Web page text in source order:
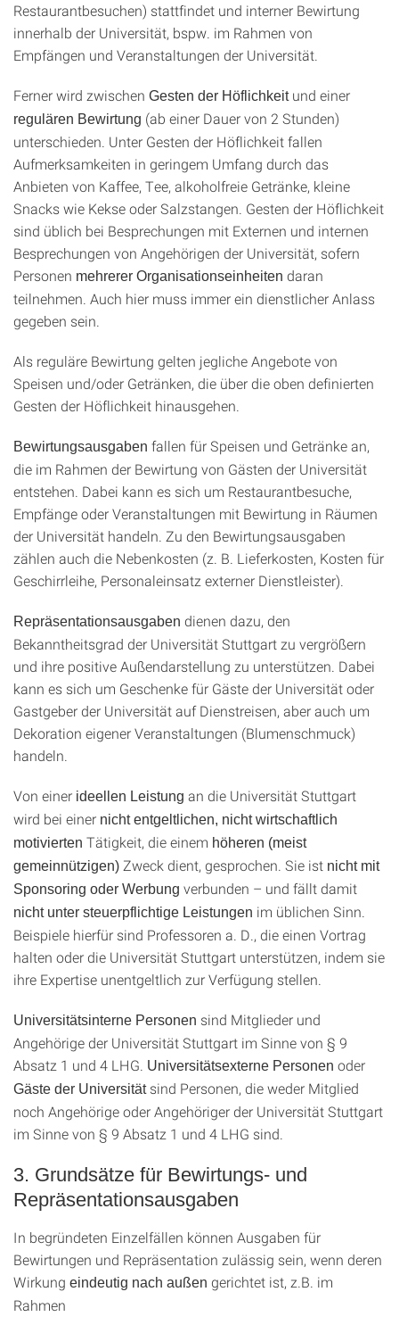
Restaurantbesuchen) stattfindet und interner Bewirtung
innerhalb der Universität, bspw. im Rahmen von
Empfängen und Veranstaltungen der Universität.
Ferner wird zwischen Gesten der Höflichkeitund einer
regulären Bewirtung (ab einer Dauer von 2 Stunden)
unterschieden. Unter Gesten der Höflichkeit fallen
Aufmerksamkeiten in geringem Umfang durch das
Anbieten von Kaffee, Tee, alkoholfreie Getränke, kleine
Snacks wie Kekse oder Salzstangen. Gesten der Höflichkeit
sind üblich bei Besprechungen mit Externen und internen
Besprechungen von Angehörigen der Universität, sofern
Personen mehrerer Organisationseinheiten daran
teilnehmen. Auch hier muss immer ein dienstlicher Anlass
gegeben sein.
Als reguläre Bewirtung gelten jegliche Angebote von
Speisen und/oder Getränken, die über die oben definierten
Gesten der Höflichkeit hinausgehen.
Bewirtungsausgaben fallen für Speisen und Getränke an,
die im Rahmen der Bewirtung von Gästen der Universität
entstehen. Dabei kann es sich um Restaurantbesuche,
Empfänge oder Veranstaltungen mit Bewirtung in Räumen
der Universität handeln. Zu den Bewirtungsausgaben
zählen auch die Nebenkosten (z. B. Lieferkosten, Kosten für
Geschirrleihe, Personaleinsatz externer Dienstleister).
Repräsentationsausgaben dienen dazu, den
Bekanntheitsgrad der Universität Stuttgart zu vergrößern
und ihre positive Außendarstellung zu unterstützen. Dabei
kann es sich um Geschenke für Gäste der Universität oder
Gastgeber der Universität auf Dienstreisen, aber auch um
Dekoration eigener Veranstaltungen (Blumenschmuck)
handeln.
Von einer ideellen Leistung an die Universität Stuttgart
wird bei einer nicht entgeltlichen, nicht wirtschaftlich
motivierten Tätigkeit, die einem höheren (meist
gemeinnützigen) Zweck dient, gesprochen. Sie ist nicht mit
Sponsoring oder Werbung verbunden – und fällt damit
nicht unter steuerpflichtige Leistungen im üblichen Sinn.
Beispiele hierfür sind Professoren a. D., die einen Vortrag
halten oder die Universität Stuttgart unterstützen, indem sie
ihre Expertise unentgeltlich zur Verfügung stellen.
Universitätsinterne Personen sind Mitglieder und
Angehörige der Universität Stuttgart im Sinne von § 9
Absatz 1 und 4 LHG. Universitätsexterne Personen oder
Gäste der Universitätsind Personen, die weder Mitglied
noch Angehörige oder Angehöriger der Universität Stuttgart
im Sinne von § 9 Absatz 1 und 4 LHG sind.
3. Grundsätze für Bewirtungs- und
Repräsentationsausgaben
In begründeten Einzelfällen können Ausgaben für
Bewirtungen und Repräsentation zulässig sein, wenn deren
Wirkung eindeutig nach außen gerichtet ist, z.B. im
Rahmen